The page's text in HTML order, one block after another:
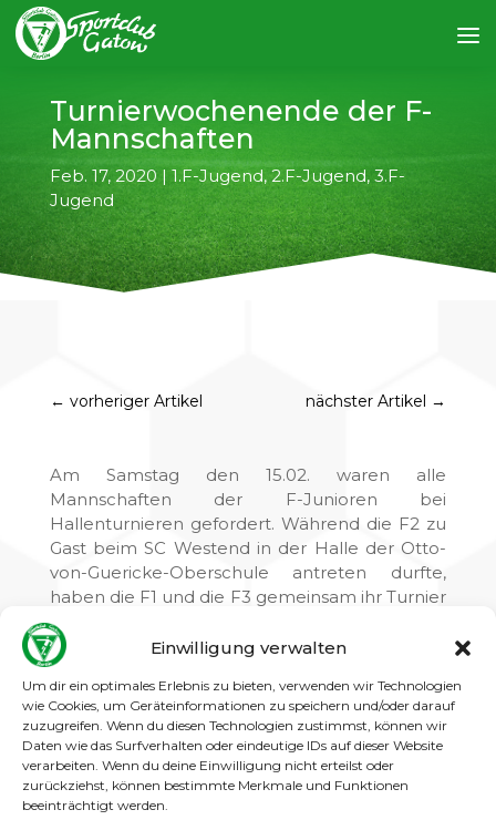
Einwilligung verwalten
Um dir ein optimales Erlebnis zu bieten, verwenden wir Technologien
wie Cookies, um Geräteinformationen zu speichern und/oder darauf
zuzugreifen. Wenn du diesen Technologien zustimmst, können wir
Daten wie das Surfverhalten oder eindeutige IDs auf dieser Website
verarbeiten. Wenn du deine Einwilligung nicht erteilst oder
zurückziehst, können bestimmte Merkmale und Funktionen
beeinträchtigt werden.
Turnierwochenende der F-
Mannschaften
Feb. 17, 2020 | 1.F-Jugend,2.F-Jugend, 3.F-
Jugend
← vorheriger Artikel nächster Artikel →
Am Samstag den 15.02. waren alle
Mannschaften der F-Junioren bei
Hallenturnieren gefordert. Während die F2 zu
Gast beim SC Westend in der Halle der Otto-
von-Guericke-Oberschule antreten durfte,
haben die F1 und die F3 gemeinsam ihr Turnier
in der Halle des Hans-Carossa-Gymnasiums
ausgerichtet.
Die Jungs und Mädchen der F1/F3 haben die
vielen Zuschauer mit tollen und spannenden
Spielen begeistert. Am Ende gewann die
Gatower F1 vor Falkensee-Finkenkrug, SC
Siemensstadt, SF Kladow, Blau-Gelb
Falkensee, Gatows F3, VFB Hermsdorf und